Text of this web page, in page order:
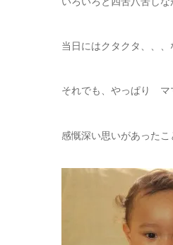
当日にはクタクタ、、、
それでも、やっぱり マ
感慨深い思いがあったこ